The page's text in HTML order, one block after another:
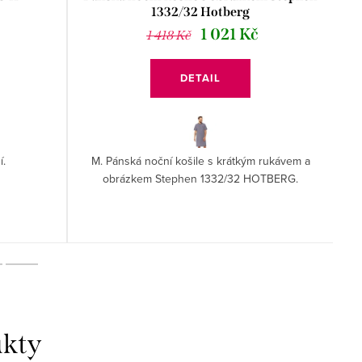
1332/32 Hotberg
1 418 Kč
1 021 Kč
DETAIL
M. Pánská noční košile s krátkým rukávem a
obrázkem Stephen 1332/32 HOTBERG.